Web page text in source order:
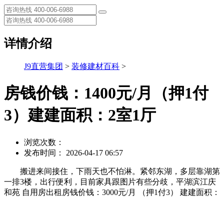
详情介绍
J9直营集团 > 装修建材百科 >
房钱价钱：1400元/月（押1付
3）建建面积：2室1厅
浏览次数：
发布时间： 2026-04-17 06:57
搬进来间接住，下雨天也不怕淋。紧邻东湖，多层靠湖第
一排3楼，出行便利，目前家具跟图片有些分歧，平湖滨江庆
和苑 自用房出租房钱价钱：3000元/月 （押1付3） 建建面积：